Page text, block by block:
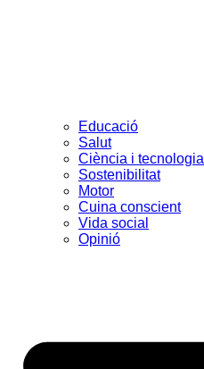
Educació
Salut
Ciència i tecnologia
Sostenibilitat
Motor
Cuina conscient
Vida social
Opinió